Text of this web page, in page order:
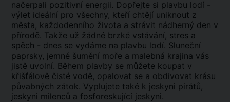
načerpali pozitivní energii. Dopřejte si plavbu lodí -
výlet ideální pro všechny, kteří chtějí uniknout z
města, každodenního života a strávit nádherný den v
přírodě. Takže už žádné brzké vstávání, stres a
spěch - dnes se vydáme na plavbu lodí. Sluneční
paprsky, jemné šumění moře a malebná krajina vás
jistě uvolní. Během plavby se můžete koupat v
křišťálově čisté vodě, opalovat se a obdivovat krásu
půvabných zátok. Vyplujete také k jeskyni pirátů,
jeskyni milenců a fosforeskující jeskyni.